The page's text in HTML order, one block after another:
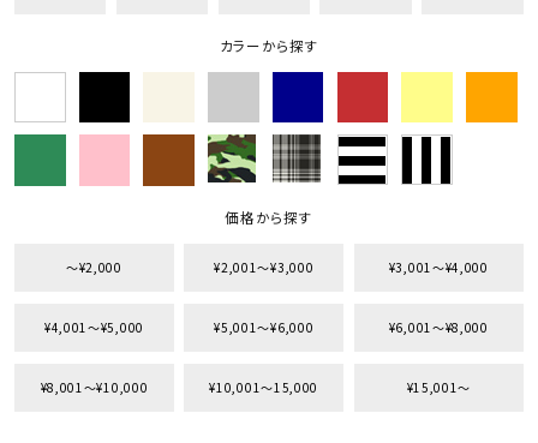
カラーから探す
価格から探す
〜¥2,000 ¥2,001〜¥3,000 ¥3,001〜¥4,000
¥4,001〜¥5,000 ¥5,001〜¥6,000 ¥6,001〜¥8,000
¥8,001〜¥10,000 ¥10,001〜15,000 ¥15,001〜